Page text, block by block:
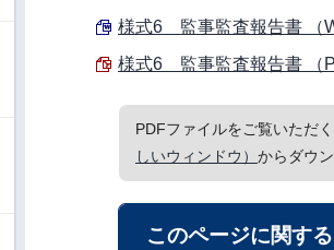
様式6 監事監査報告書 （
様式6 監事監査報告書 （
PDFファイルをご覧いただ
しいウィンドウ） からダウ
このページに関する